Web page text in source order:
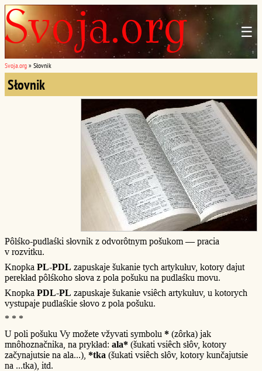
☰
Svoja.org » Słovnik
Słovnik
Pôlśko-pudlaśki słovnik z odvorôtnym pošukom — pracia
v rozvitku.
Knopka PL-PDL zapuskaje šukanie tych artykułuv, kotory dajut
perekład pôlśkoho słova z pola pošuku na pudlaśku movu.
Knopka PDL-PL zapuskaje šukanie vsiêch artykułuv, u kotorych
vystupaje pudlaśkie słovo z pola pošuku.
* * *
U poli pošuku Vy možete vžyvati symbolu * (zôrka) jak
mnôhoznačnika, na prykład: ala* (šukati vsiêch słôv, kotory
začynajutsie na ala...), *tka (šukati vsiêch słôv, kotory kunčajutsie
na ...tka), itd.